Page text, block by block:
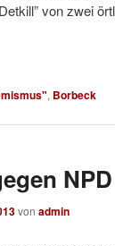
von zwei
, Borbeck
von admin